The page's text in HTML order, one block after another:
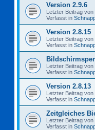
Version 2.9.6
Letzter Beitrag von
Verfasst in
Version 2.8.15
Letzter Beitrag von
Verfasst in
Letzter Beitrag von
Verfasst in
Version 2.8.13
Letzter Beitrag von
Verfasst in
Zeitgleiches
Letzter Beitrag von
Verfasst in